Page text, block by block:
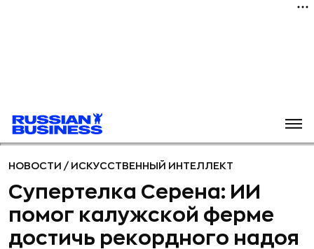
НОВОСТИ / ИСКУССТВЕННЫЙ ИНТЕЛЛЕКТ
Супертелка Серена: ИИ
помог калужской ферме
достичь рекордного надоя